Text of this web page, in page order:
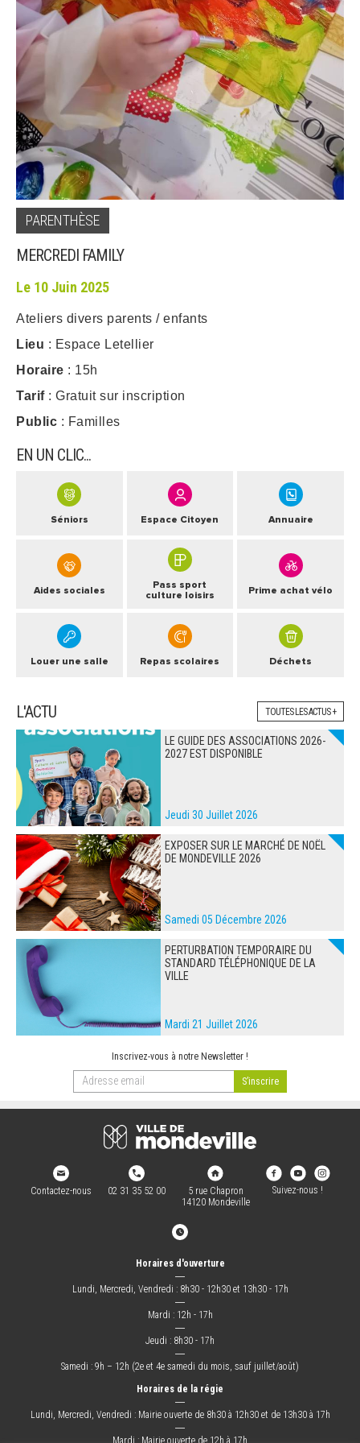
PARENTHÈSE
MERCREDI FAMILY
Le 10 Juin 2025
Ateliers divers parents / enfants
Lieu : Espace Letellier
Horaire : 15h
Tarif: Gratuit sur inscription
Public : Familles
EN UN CLIC...
Séniors Espace Citoyen Annuaire
Aides sociales
Pass sport
culture loisirs
Prime achat vélo
Louer une salle Repas scolaires Déchets
L'ACTU TOUTES LES ACTUS +
LE GUIDE DES ASSOCIATIONS 2026-
2027 EST DISPONIBLE
Jeudi 30 Juillet 2026
EXPOSER SUR LE MARCHÉ DE NOËL
DE MONDEVILLE 2026
Samedi 05 Décembre 2026
PERTURBATION TEMPORAIRE DU
STANDARD TÉLÉPHONIQUE DE LA
VILLE
Mardi 21 Juillet 2026
Inscrivez-vous à notre Newsletter !
Contactez-nous 02 31 35 52 00
5 rue Chapron
14120 Mondeville
Suivez-nous !
Horaires d'ouverture
―
Lundi, Mercredi, Vendredi : 8h30 - 12h30 et 13h30 - 17h
―
Mardi : 12h - 17h
―
Jeudi : 8h30 - 17h
―
Samedi : 9h – 12h (2e et 4e samedi du mois, sauf juillet/août)
Horaires de la régie
―
Lundi, Mercredi, Vendredi : Mairie ouverte de 8h30 à 12h30 et de 13h30 à 17h
―
ARRÊTÉS MUNICIPAUX
DÉLIBÉRATIONS